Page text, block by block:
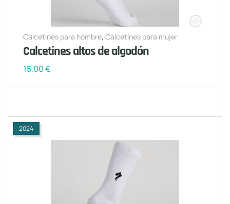
Calcetines para hombre, Calcetines para mujer
Calcetines altos de algodón
15,00€
2024